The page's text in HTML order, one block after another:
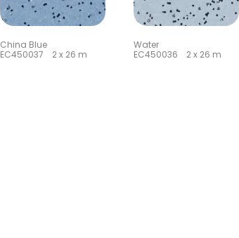
China Blue
EC450037 2 x 26 m
Water
EC450036 2 x 26 m